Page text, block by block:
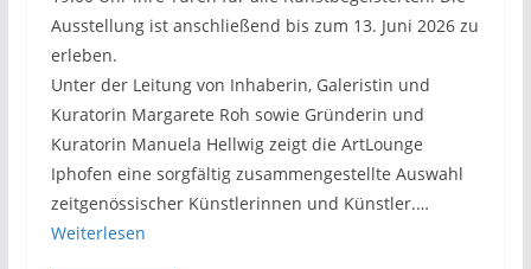
Ausstellung ist anschließend bis zum 13. Juni 2026 zu
erleben.
Unter der Leitung von Inhaberin, Galeristin und
Kuratorin Margarete Roh sowie Gründerin und
Kuratorin Manuela Hellwig zeigt die ArtLounge
Iphofen eine sorgfältig zusammengestellte Auswahl
zeitgenössischer Künstlerinnen und Künstler.…
Weiterlesen